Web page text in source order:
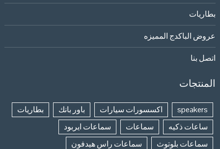
بطاريات
عروض الباكدج المميزه
اتصل بنا
المنتجات
speakers اكسسورات سيارات باور بانك
بطاريات
ساعات ذكيه
سماعات
سماعات ايربود
سماعات بلوتوث
سماعات راس هيدفون